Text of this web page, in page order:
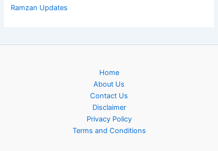
Ramzan Updates
Home
About Us
Contact Us
Disclaimer
Privacy Policy
Terms and Conditions